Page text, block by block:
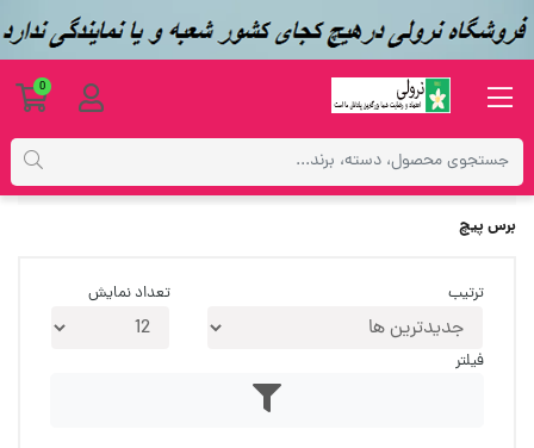
برس پیچ
ترتیب تعداد نمایش
فیلتر
0